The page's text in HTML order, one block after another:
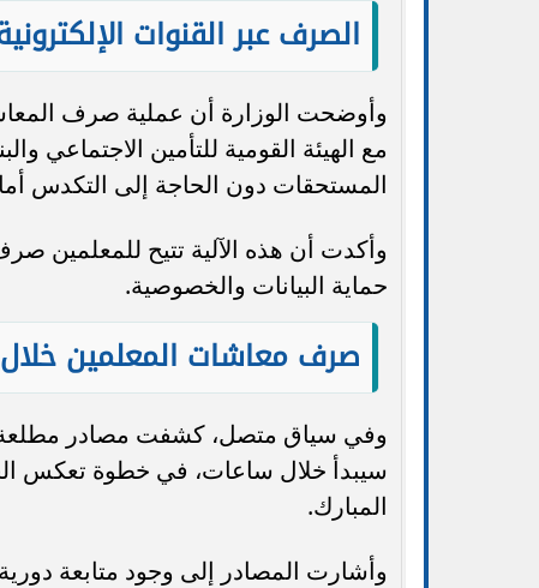
الصرف عبر القنوات
وأوضحت الوزارة أن عملية صرف
مع الهيئة القومية للتأمين
المستحقات دون الحاجة إلى التكدس
وأكدت أن هذه الآلية تتيح للمعلمين
حماية البيانات والخصوصية.
صرف معاشات المعلمين
سيبدأ خلال ساعات، في خطوة تعكس
المبارك.
وأشارت المصادر إلى وجود متابعة